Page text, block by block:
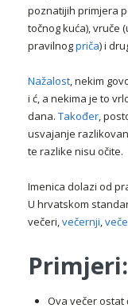
poznatijih primjera
točnog kuća), vruče
pravilnogpriča) i
Nažalost, nekim
i ć, a nekima je to
dana. Također,
usvajanje
te razlike nisu očite.
Imenica dolazi od
U hrvatskom
večeri,večernji,
Primjeri:
Ova večer ostat